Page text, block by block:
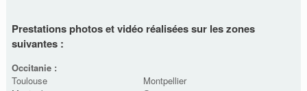
Prestations photos et vidéo réalisées sur les zones
suivantes :
Occitanie :
Toulouse
Montpellier